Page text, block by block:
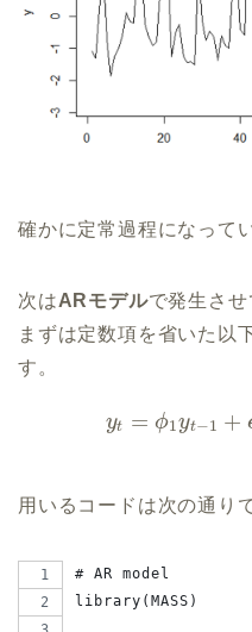
確かに定常過程になって
次はARモデルで発生させ
まずは定数項を省いた以
す。
yt = ϕ1yt−1 +
用いるコードは次の通り
# AR model
library(MASS)